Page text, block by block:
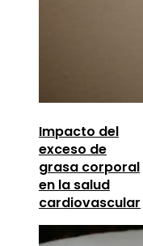
Impacto del
exceso de
grasa corporal
en la salud
cardiovascular